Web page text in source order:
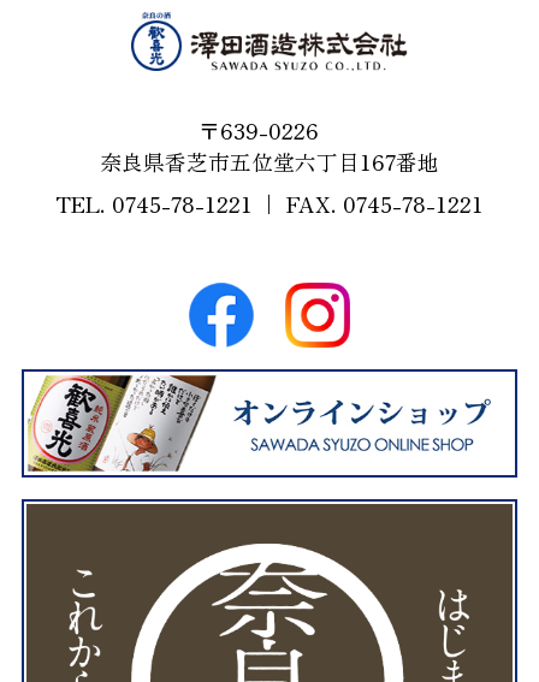
639-0226
奈良県香芝市五位堂六丁目167番地
0745-78-1221
0745-78-1221